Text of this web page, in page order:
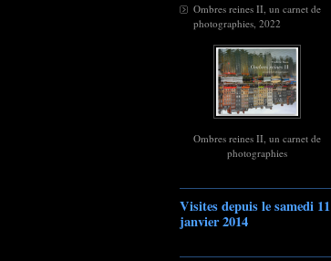
Ombres reines II, un carnet de
photographies, 2022
Ombres reines II, un carnet de
photographies
Visites depuis le samedi 11
janvier 2014